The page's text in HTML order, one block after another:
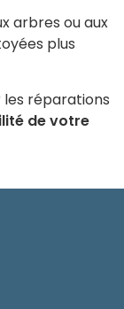
arbres ou aux
plus
réparations
de votre